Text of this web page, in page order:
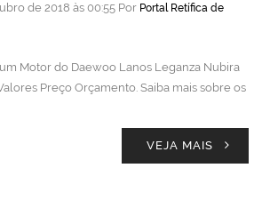
de 2018 às 00:55 Por Portal Retífica de
Motor do Daewoo Lanos Leganza Nubira
Valores Preço Orçamento. Saiba mais sobre os
VEJA MAIS